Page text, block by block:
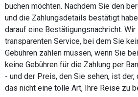
buchen möchten. Nachdem Sie den
und die Zahlungsdetails bestätigt
darauf eine Bestätigungsnachricht.
transparenten Service, bei dem Sie
Gebühren zahlen müssen, wenn Sie
keine Gebühren für die Zahlung per
- und der Preis, den Sie sehen, ist
das nicht eine tolle Art, Ihre Reise zu